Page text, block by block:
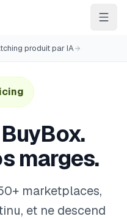
marketplaces
PartenairesDocs
produit par IA
marges.
marketplaces,
et ne descend